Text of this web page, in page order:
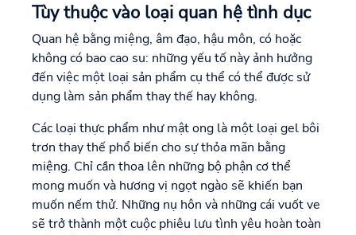
Tùy thuộc vào loại quan hệ tình dục
Quan hệ bằng miệng, âm đạo, hậu môn, có hoặc
không có bao cao su: những yếu tố này ảnh hưởng
đến việc một loại sản phẩm cụ thể có thể được sử
dụng làm sản phẩm thay thế hay không.
Các loại thực phẩm như mật ong là một loại gel bôi
trơn thay thế phổ biến cho sự thỏa mãn bằng
miệng. Chỉ cần thoa lên những bộ phận cơ thể
mong muốn và hương vị ngọt ngào sẽ khiến bạn
muốn nếm thử. Những nụ hôn và những cái vuốt ve
sẽ trở thành một cuộc phiêu lưu tình yêu hoàn toàn